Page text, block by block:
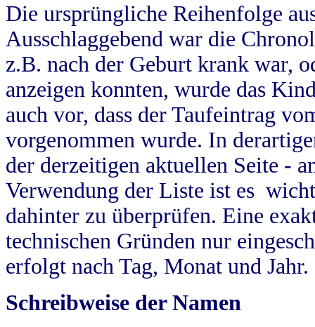
Die ursprüngliche Reihenfolge
Ausschlaggebend war die
z.B. nach der Geburt krank war,
anzeigen konnten, wurde das
auch vor, dass der Taufeintrag
vorgenommen wurde. In
der derzeitigen aktuellen Seite -
Verwendung der Liste ist es
dahinter zu überprüfen. Eine
technischen Gründen nur
erfolgt nach Tag, Monat und Jahr.
Schreibweise der Namen